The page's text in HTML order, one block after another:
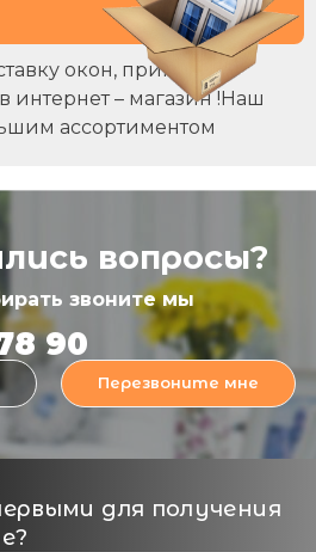
окон, примерно
интернет – магазин !Наш
ассортиментом
вопросы?
звоните мы
90
Перезвоните мне
для получения